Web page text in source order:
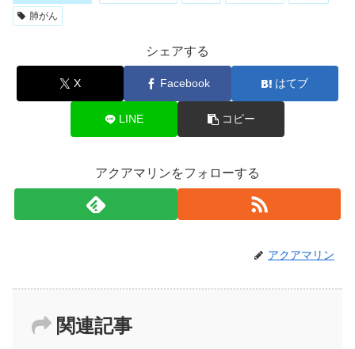
肺がん
シェアする
X Facebook はてブ
LINE コピー
アクアマリンをフォローする
アクアマリン
関連記事